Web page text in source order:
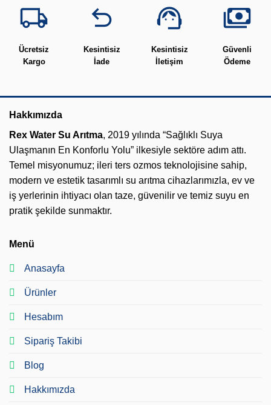
Ücretsiz
Kargo
Kesintisiz
İade
Kesintisiz
İletişim
Güvenli
Ödeme
Hakkımızda
Rex Water Su Arıtma, 2019 yılında “Sağlıklı Suya
Ulaşmanın En Konforlu Yolu” ilkesiyle sektöre adım attı.
Temel misyonumuz; ileri ters ozmos teknolojisine sahip,
modern ve estetik tasarımlı su arıtma cihazlarımızla, ev ve
iş yerlerinin ihtiyacı olan taze, güvenilir ve temiz suyu en
pratik şekilde sunmaktır.
Menü
Anasayfa
Ürünler
Hesabım
Sipariş Takibi
Blog
Hakkımızda